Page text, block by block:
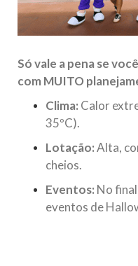
Só vale a pena se
com MUITO
Clima: Calor
35ºC).
Lotação:Alta,
cheios.
Eventos: No
eventos de